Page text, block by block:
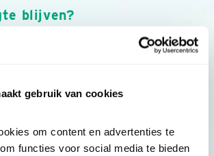
gebruik van cookies
om content en advertenties te
functies voor social media te bieden
blijven?
nieuws, inspiratie, acties en tips
van Vogelbescherming.